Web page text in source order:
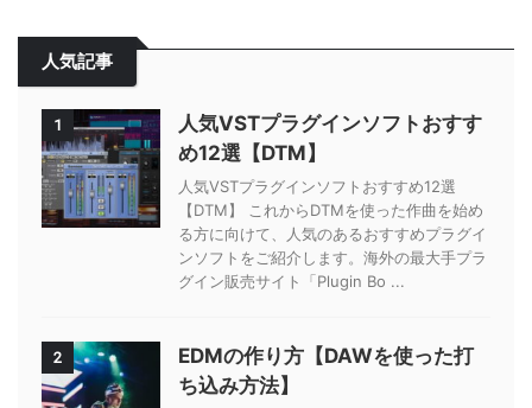
人気記事
1
人気VSTプラグインソフトおすす
め12選【DTM】
人気VSTプラグインソフトおすすめ12選
【DTM】 これからDTMを使った作曲を始め
る方に向けて、人気のあるおすすめプラグイ
ンソフトをご紹介します。海外の最大手プラ
グイン販売サイト「Plugin Bo ...
2
EDMの作り方【DAWを使った打
ち込み方法】